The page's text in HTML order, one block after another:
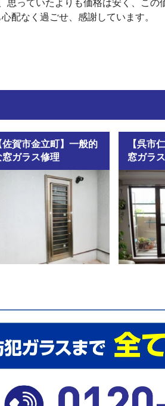
思っていたよりも価格は安く、こ
配なく過ごせ、感謝しています。
佐賀市金立町】一般的
窓ガラス修理
【呉市
窓ガラ